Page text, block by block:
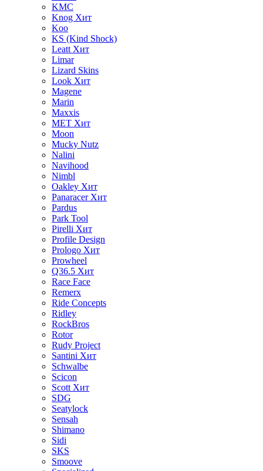
KMC
Knog Хит
Koo
KS (Kind Shock)
Leatt Хит
Limar
Lizard Skins
Look Хит
Magene
Marin
Maxxis
MET Хит
Moon
Mucky Nutz
Nalini
Navihood
Nimbl
Oakley Хит
Panaracer Хит
Pardus
Park Tool
Pirelli Хит
Profile Design
Prologo Хит
Prowheel
Q36.5 Хит
Race Face
Remerx
Ride Concepts
Ridley
RockBros
Rotor
Rudy Project
Santini Хит
Schwalbe
Scicon
Scott Хит
SDG
Seatylock
Sensah
Shimano
Sidi
SKS
Smoove